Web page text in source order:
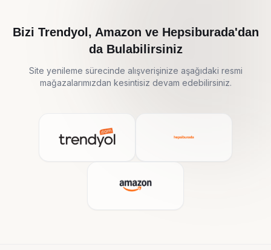
Bizi Trendyol, Amazon ve Hepsiburada'dan
da Bulabilirsiniz
Site yenileme sürecinde alışverişinize aşağıdaki resmi
mağazalarımızdan kesintisiz devam edebilirsiniz.